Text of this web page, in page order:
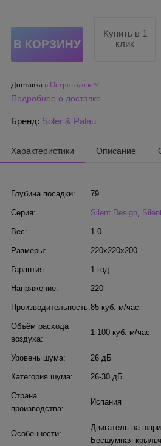
Купить в 1
клик
Доставка в Острогожск
Подробнее о доставке
Бренд: Soler & Palau
Характеристики Описание
Глубина посадки: 79
Серия: Silent Design,
Вес: 1.0
Размеры: 220x220x200
Гарантия: 1 год
Напряжение: 220
Производительность:85 куб. м/час
Объём расхода
воздуха:
1-100 куб. м/час
Уровень шума: 26 дБ
Категория шума: 26-30 дБ
Страна
производства:
Испания
Особенности:
Двигатель на
Бесшумная